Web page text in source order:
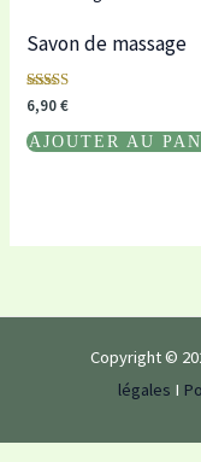
Savon de massage
Note
5.00
sur 5
6,90€
AJOUTER AU
Copyright ©
légales I